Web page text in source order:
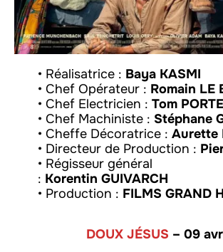
• Réalisatrice : Baya KASMI
• Chef Opérateur : Romain LE
• Chef Electricien : Tom PORTE
• Chef Machiniste : Stéphane
• Cheffe Décoratrice : Aurette
• Directeur de Production :
• Régisseur général
: Korentin GUIVARCH
• Production : FILMS GRAND
DOUX JÉSUS – 09